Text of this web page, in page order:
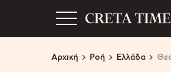
Αρχική Ροή Ελλάδα